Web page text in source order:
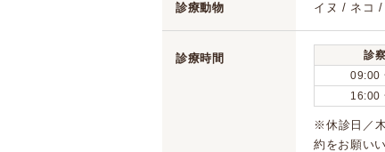
診療動物 イヌ / ネコ
診療時間 診
09:00
16:00
※休診日／
約をお願い